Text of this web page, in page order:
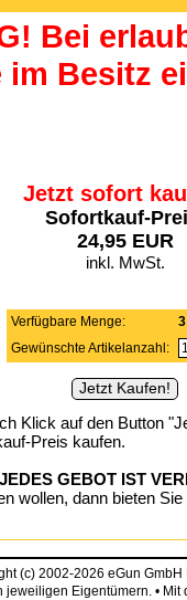
Bei
im Besitz
Jetzt sofort
Sofortkauf-
24,95 EUR
inkl. MwSt.
Verfügbare Menge: 3
Gewünschte Artikelanzahl:
Klick auf den Button
Preis kaufen.
JEDES GEBOT IST
wollen, dann bieten
(c) 2002-2026 eGun
jeweiligen Eigentümern. •